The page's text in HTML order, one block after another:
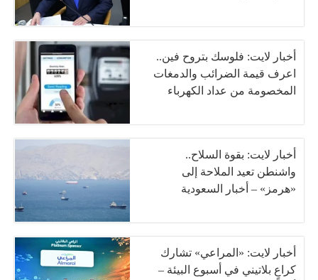
أخبار لايت: فلوسك بتروح فين..
اعرف قيمة الضرائب والدمغات
المخصومة من عداد الكهرباء
أخبار لايت: بقوة السلاح..
واشنطن تعيد الملاحة إلى
«هرمز» – أخبار السعودية
أخبار لايت: «المراعي» تشارك
كراعٍ بلاتيني في أسبوع البيئة –